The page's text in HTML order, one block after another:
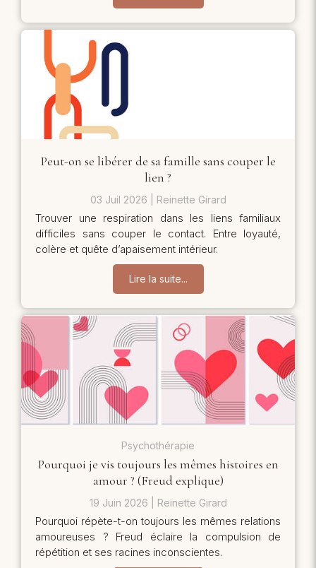
Peut-on se libérer de sa famille sans couper le
lien ?
03 Juil 2026 Reinette Girard
Trouver une respiration dans les liens familiaux
difficiles sans couper le contact. Entre loyauté,
colère et quête d’apaisement intérieur.
Lire la suite...
Psychothérapie
Pourquoi je vis toujours les mêmes histoires en
amour ? (Freud explique)
19 Juin 2026 Reinette Girard
Pourquoi répète-t-on toujours les mêmes relations
amoureuses ? Freud éclaire la compulsion de
répétition et ses racines inconscientes.